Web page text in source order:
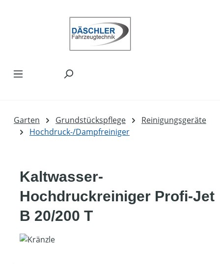
Garten Grundstückspflege
Reinigungsgeräte
Hochdruck-/Dampfreiniger
Kaltwasser-
Hochdruckreiniger Profi-Jet
B 20/200 T